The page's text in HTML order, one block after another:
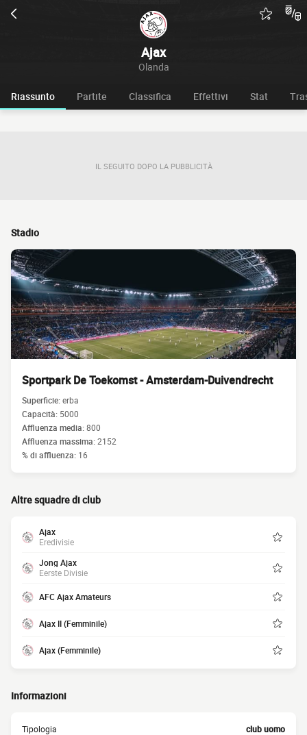
Ajax
Olanda
Riassunto Partite Classifica Effettivi Stat
IL SEGUITO DOPO LA PUBBLICITÀ
Stadio
Sportpark De Toekomst - Amsterdam-Duivendrecht
Superficie:erba
Capacità: 5000
Affluenza media:800
Affluenza massima:2152
% di affluenza: 16
Altre squadre di club
Ajax
Eredivisie
Jong Ajax
Eerste Divisie
AFC Ajax Amateurs
Ajax II (Femminile)
Ajax (Femminile)
Informazioni
Tipologia club uomo